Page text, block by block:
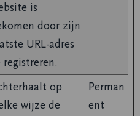
is
door zijn
URL-adres
registreren.
op
wijze de
Perman
ent